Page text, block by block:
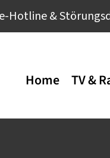
Hotline &
Home TV &